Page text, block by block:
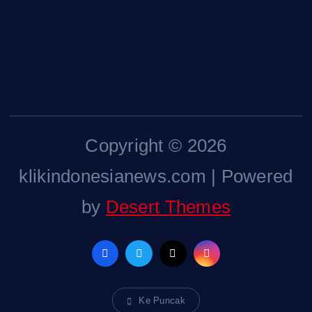
Copyright © 2026
klikindonesianews.com | Powered
by Desert Themes
Ke Puncak